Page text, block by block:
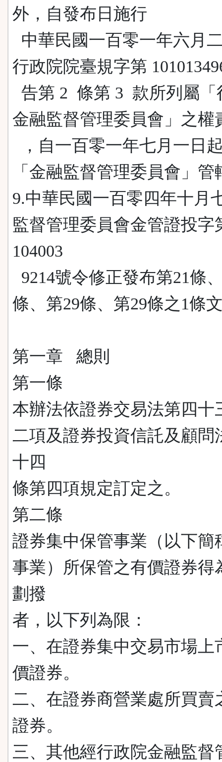
外，自發布日施行
中華民國一百零一年六月
行政院院臺規字第
告第 2 條第 3 款所列屬「
金融監督管理委員會」之權
，自一百零一年七月一日
「金融監督管理委員會」管
9.中華民國一百零四年十月
監督管理委員會金管證投字
104003
9214號令修正發布第21條
條、第29條、第29條之1條
第一章 總則
第一條
本辦法依證券交易法第四十
二項及證券投資信託及顧問
十四
條第四項規定訂定之。
第二條
證券集中保管事業（以下簡
事業）所保管之有價證券得
劃撥
者，以下列為限：
一、在證券集中交易市場上
價證券。
二、在證券商營業處所買賣
證券。
三、其他經行政院金融監督